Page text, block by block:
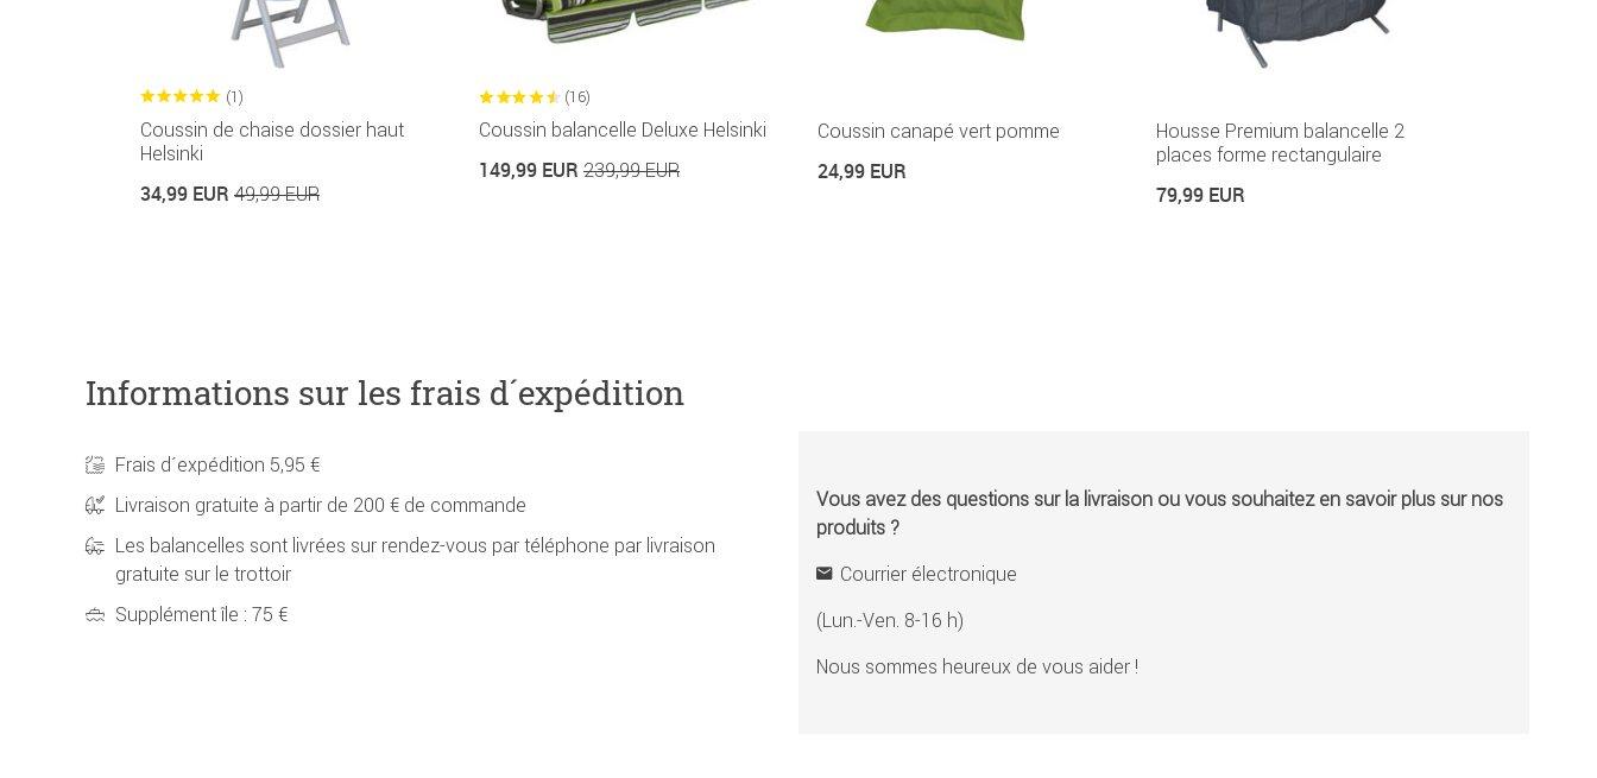
(1)
Coussin de chaise dossier haut
Helsinki
34,99 EUR 49,99 EUR
(16)
Coussin balancelle Deluxe Helsinki
149,99 EUR 239,99 EUR
Coussin canapé vert pomme
24,99 EUR
Housse Premium balancelle 2
places forme rectangulaire
79,99 EUR
Informations sur les frais d´expédition
Frais d´expédition 5,95 €
Livraison gratuite à partir de 200 € de commande
Les balancelles sont livrées sur rendez-vous par téléphone par livraison
gratuite sur le trottoir
Supplément île : 75 €
Vous avez des questions sur la livraison ou vous souhaitez en savoir plus sur nos
produits ?
Courrier électronique
(Lun.-Ven. 8-16 h)
Nous sommes heureux de vous aider !